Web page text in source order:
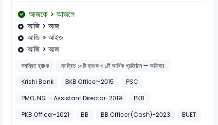
আজকে > আজগে
আজি > আজ
আজি > আইজ
আজি > আজ
সমন্বিত ব্যাংক
সমন্বিত ১০টি ব্যাংক ও ১টি আর্থিক প্রতিষ্ঠান — অফিসার
Krishi Bank
BKB Officer-2015
PSC
PMO, NSI – Assistant Director-2019
PKB
PKB Officer-2021
BB BB Officer (Cash)-2023
BUET